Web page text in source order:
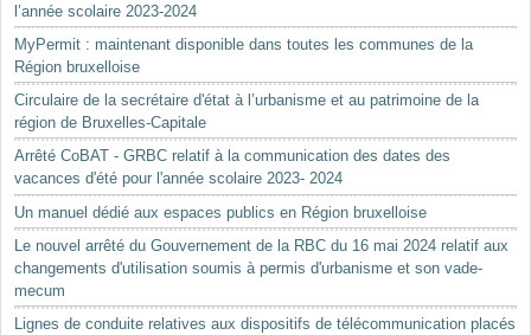
l’année scolaire 2023-2024
MyPermit : maintenant disponible dans toutes les communes de la
Région bruxelloise
Circulaire de la secrétaire d'état à l’urbanisme et au patrimoine de la
région de Bruxelles-Capitale
Arrêté CoBAT - GRBC relatif à la communication des dates des
vacances d'été pour l'année scolaire 2023- 2024
Un manuel dédié aux espaces publics en Région bruxelloise
Le nouvel arrêté du Gouvernement de la RBC du 16 mai 2024 relatif aux
changements d'utilisation soumis à permis d'urbanisme et son vade-
mecum
Lignes de conduite relatives aux dispositifs de télécommunication placés